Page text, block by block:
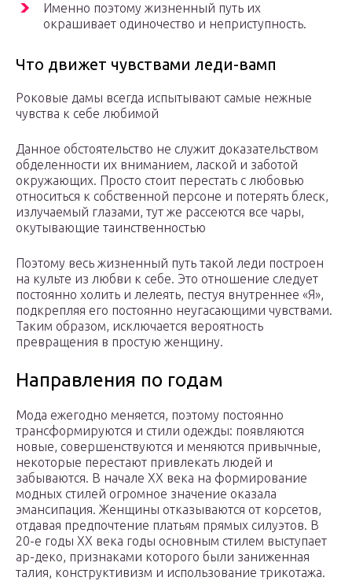
Именно поэтому жизненный путь их
окрашивает одиночество и неприступность.
Что движет чувствами леди-вамп
Роковые дамы всегда испытывают самые нежные
чувства к себе любимой
Данное обстоятельство не служит доказательством
обделенности их вниманием, лаской и заботой
окружающих. Просто стоит перестать с любовью
относиться к собственной персоне и потерять блеск,
излучаемый глазами, тут же рассеются все чары,
окутывающие таинственностью
Поэтому весь жизненный путь такой леди построен
на культе из любви к себе. Это отношение следует
постоянно холить и лелеять, пестуя внутреннее «Я»,
подкрепляя его постоянно неугасающими чувствами.
Таким образом, исключается вероятность
превращения в простую женщину.
Направления по годам
Мода ежегодно меняется, поэтому постоянно
трансформируются и стили одежды: появляются
новые, совершенствуются и меняются привычные,
некоторые перестают привлекать людей и
забываются. В начале ХХ века на формирование
модных стилей огромное значение оказала
эмансипация. Женщины отказываются от корсетов,
отдавая предпочтение платьям прямых силуэтов. В
20-е годы ХХ века годы основным стилем выступает
ар-деко, признаками которого были заниженная
талия, конструктивизм и использование трикотажа.